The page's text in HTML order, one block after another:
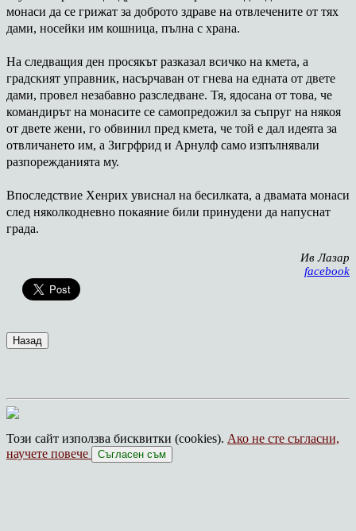
монаси да се грижат за доброто здраве на отвлечените от тях
дами, носейки им кошница, пълна с храна.
На следващия ден просякът разказал всичко на кмета, а
градският управник, насърчаван от гнева на едната от двете
дами, провел незабавно разследване. Тя, ядосана от това, че
командирът на монасите се самопредожил за съпруг на някоя
от двете жени, го обвинил пред кмета, че той е дал идеята за
отвличането им, а Зигрфрид и Арнулф само изпълнявали
разпорежданията му.
Впоследствие Хенрих увиснал на бесилката, а двамата монаси
след няколкодневно покаяние били принудени да напуснат
града.
Ив Лазар
facebook
Този сайт използва бисквитки (cookies). Ако не сте съгласни,
научете повече